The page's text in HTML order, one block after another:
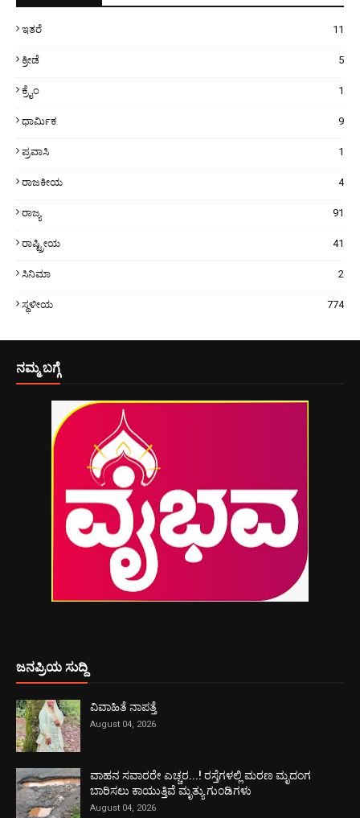
ಇತರೆ 11
ಕ್ರೀಡೆ 5
ಕ್ರೈಂ 1
ಧಾರ್ಮಿಕ 9
ಪ್ರವಾಸಿ 1
ರಾಜಕೀಯ 4
ರಾಜ್ಯ 91
ರಾಷ್ಟ್ರೀಯ 41
ಸಿನಿಮಾ 2
ಸ್ಥಳೀಯ 774
ನಮ್ಮ ಬಗ್ಗೆ
ಜನಪ್ರಿಯ ಸುದ್ದಿ
ವಿವಾಹಿತೆ ನಾಪತ್ತೆ
August 04, 2026
ವಾಹನ ಸವಾರರೇ ಎಚ್ಚರ...! ರಸ್ತೆಗಳಲ್ಲಿ ಮರಣ ಮೃದಂಗ
ಬಾರಿಸಲು ಕಾಯುತ್ತಿವೆ ಮೃತ್ಯು ಗುಂಡಿಗಳು
August 04, 2026